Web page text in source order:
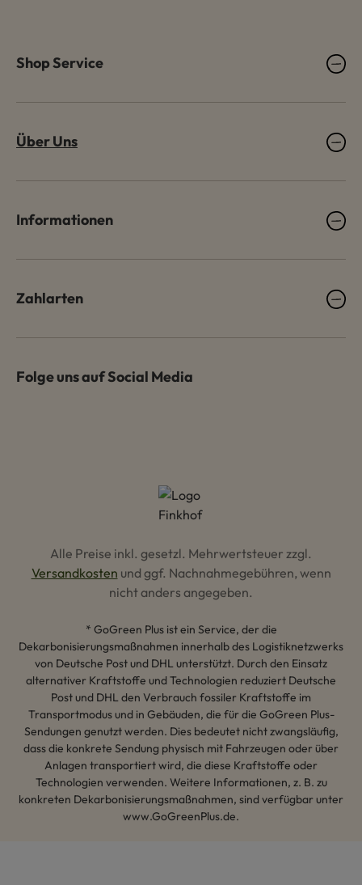
Shop Service
Über Uns
Informationen
Zahlarten
Folge uns auf Social Media
Alle Preise inkl. gesetzl. Mehrwertsteuer zzgl.
Versandkosten und ggf. Nachnahmegebühren, wenn
nicht anders angegeben.
* GoGreen Plus ist ein Service, der die
Dekarbonisierungsmaßnahmen innerhalb des Logistiknetzwerks
von Deutsche Post und DHL unterstützt. Durch den Einsatz
alternativer Kraftstoffe und Technologien reduziert Deutsche
Post und DHL den Verbrauch fossiler Kraftstoffe im
Transportmodus und in Gebäuden, die für die GoGreen Plus-
Sendungen genutzt werden. Dies bedeutet nicht zwangsläufig,
dass die konkrete Sendung physisch mit Fahrzeugen oder über
Anlagen transportiert wird, die diese Kraftstoffe oder
Technologien verwenden. Weitere Informationen, z. B. zu
konkreten Dekarbonisierungsmaßnahmen, sind verfügbar unter
www.GoGreenPlus.de.